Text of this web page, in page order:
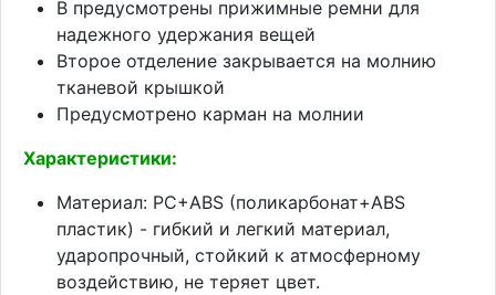
В предусмотрены прижимные ремни для
надежного удержания вещей
Второе отделение закрывается на молнию
тканевой крышкой
Предусмотрено карман на молнии
Характеристики:
Материал: PC+ABS (поликарбонат+ABS
пластик) - гибкий и легкий материал,
ударопрочный, стойкий к атмосферному
воздействию, не теряет цвет.